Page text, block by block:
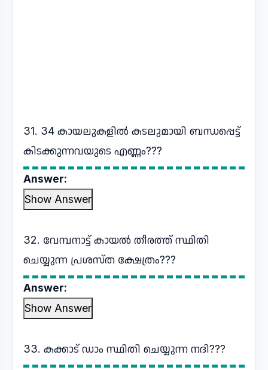
31. 34 കായലുകളിൽ കടലുമായി ബന്ധപ്പെട്ട്
കിടക്കുന്നവയുടെ എണ്ണം???
Answer:
Show Answer
32. വേമ്പനാട്ട് കായൽ തീരത്ത് സ്ഥിതി
ചെയ്യുന്ന പ്രശസ്ത ക്ഷേത്രം???
Answer:
Show Answer
33. കക്കാട് ഡാം സ്ഥിതി ചെയ്യുന്ന നദി???